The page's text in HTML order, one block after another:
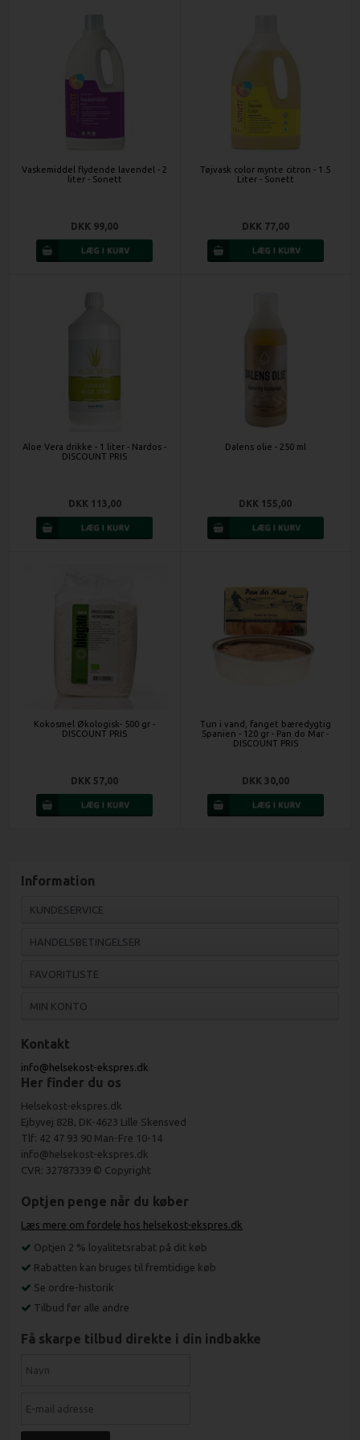
Vaskemiddel flydende lavendel - 2
liter - Sonett
DKK 99,00
Tøjvask color mynte citron - 1.5
Liter - Sonett
DKK 77,00
Aloe Vera drikke - 1 liter - Nardos -
DISCOUNT PRIS
DKK 113,00
Dalens olie - 250 ml
DKK 155,00
Kokosmel Økologisk- 500 gr -
DISCOUNT PRIS
DKK 57,00
Tun i vand, fanget bæredygtig
Spanien - 120 gr - Pan do Mar -
DISCOUNT PRIS
DKK 30,00
Information
KUNDESERVICE
HANDELSBETINGELSER
FAVORITLISTE
MIN KONTO
Kontakt
info@helsekost-ekspres.dk
Her finder du os
Helsekost-ekspres.dk
Ejbyvej 82B, DK-4623 Lille Skensved
Tlf: 42 47 93 90 Man-Fre 10-14
info@helsekost-ekspres.dk
CVR: 32787339 © Copyright
Optjen penge når du køber
Læs mere om fordele hos helsekost-ekspres.dk
Optjen 2 % loyalitetsrabat på dit køb
Rabatten kan bruges til fremtidige køb
Se ordre-historik
Tilbud før alle andre
Få skarpe tilbud direkte i din indbakke